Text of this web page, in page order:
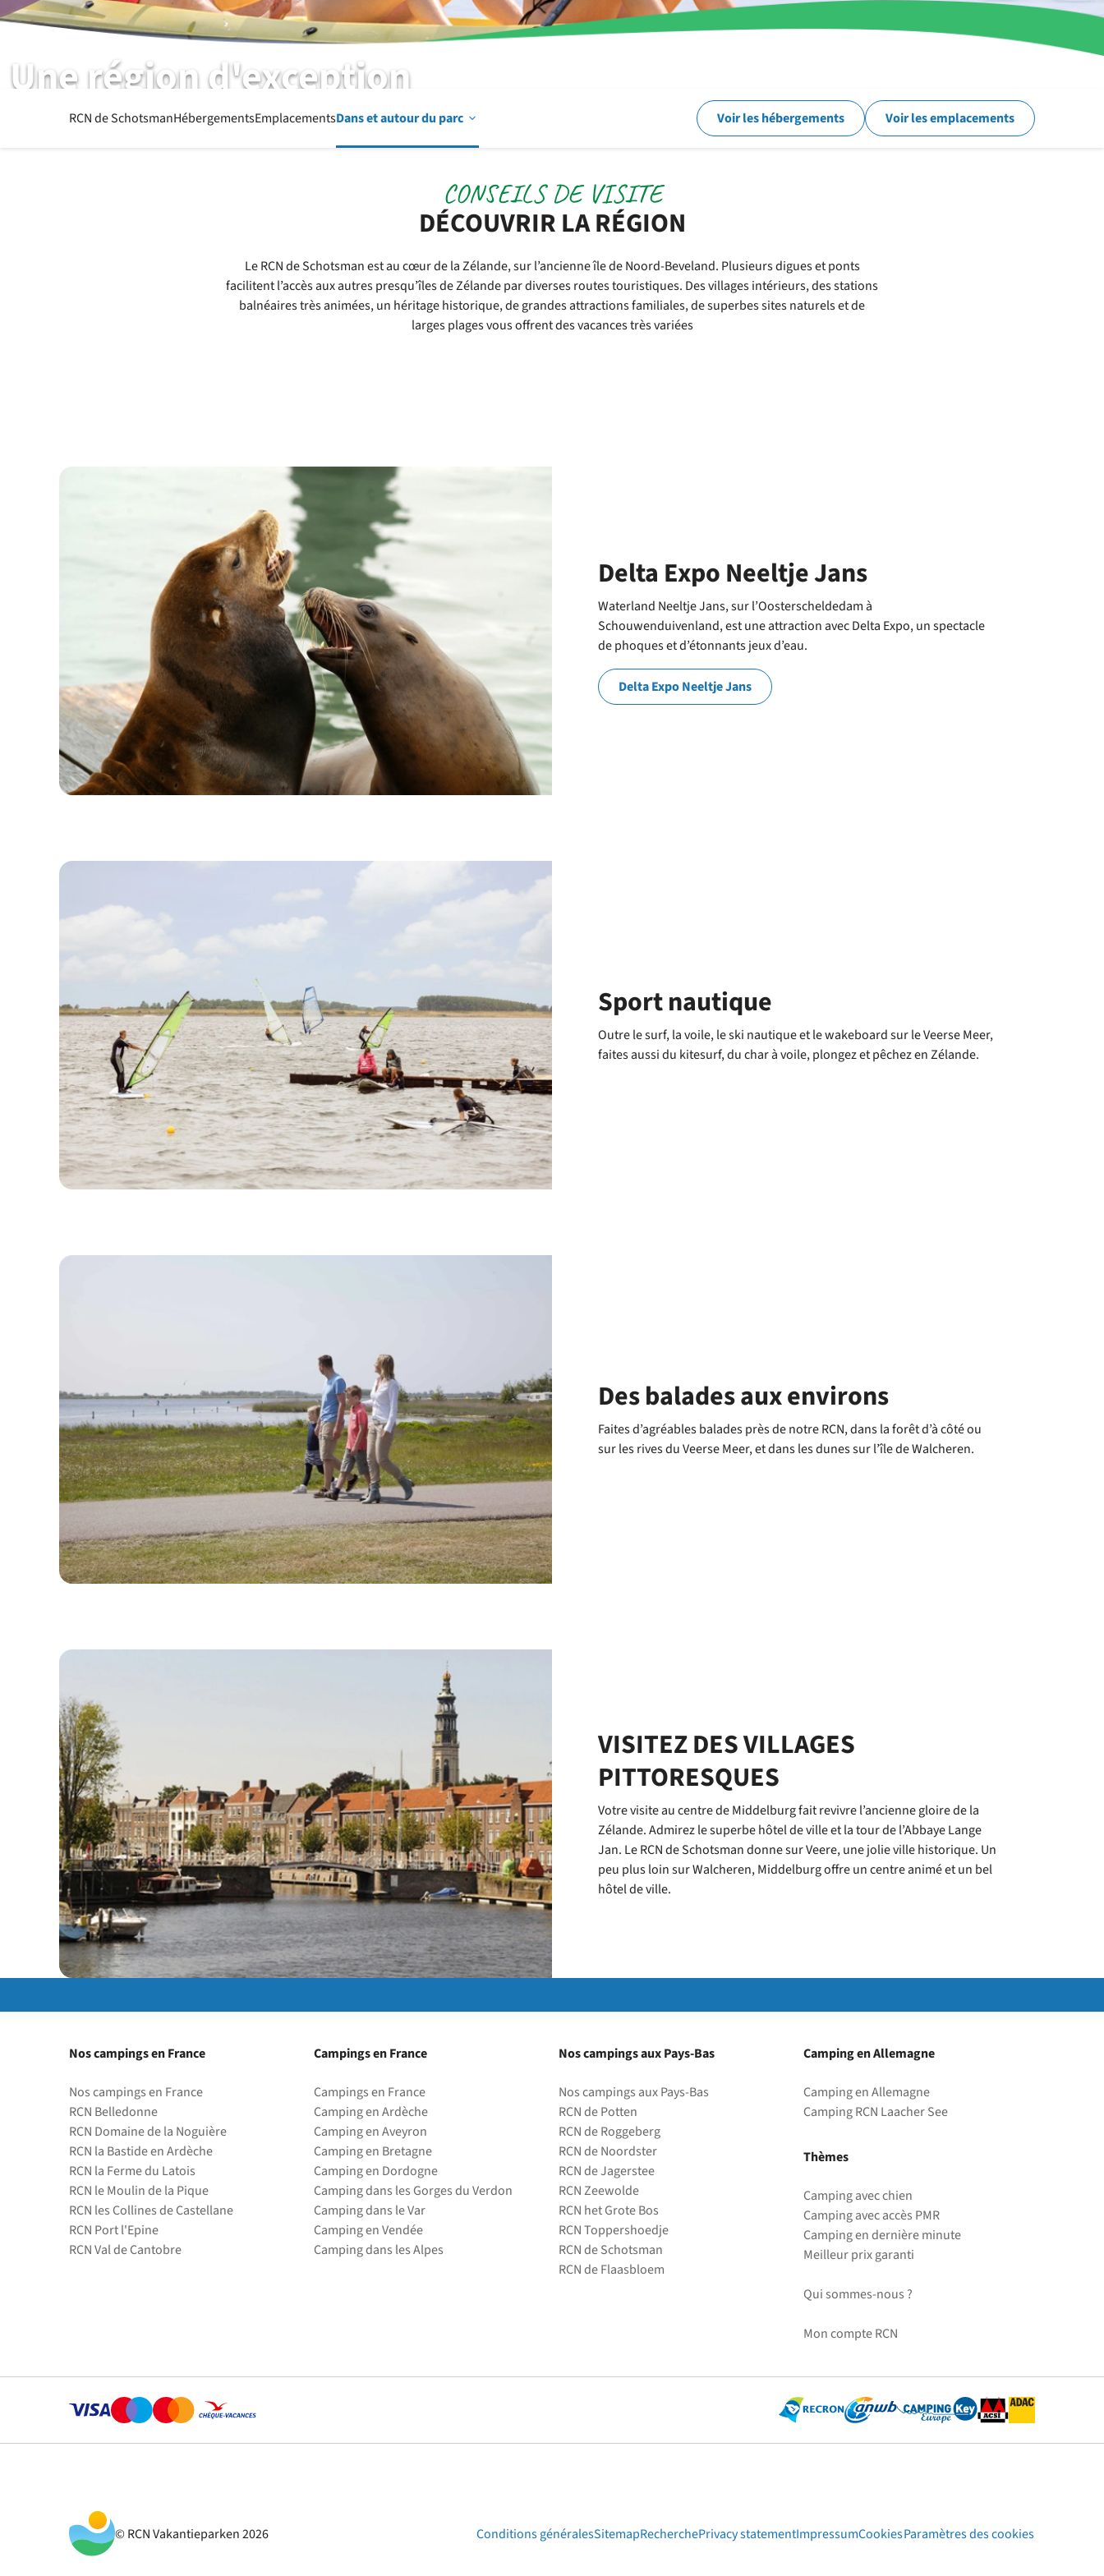
Une région d'exception
RCN de Schotsman | Kamperland | La Zélande
RCN de SchotsmanHébergementsEmplacementsDans et autour du parc Ouvrir
et
autour
Voir les hébergements Voir les emplacements
DÉCOUVRIR LA RÉGION
CONSEILS DE VISITE
Le RCN de Schotsman est au cœur de la Zélande, sur l’ancienne île de Noord-Beveland. Plusieurs digues et ponts
facilitent l’accès aux autres presqu’îles de Zélande par diverses routes touristiques. Des villages intérieurs, des stations
balnéaires très animées, un héritage historique, de grandes attractions familiales, de superbes sites naturels et de
larges plages vous offrent des vacances très variées
Delta Expo Neeltje Jans
Waterland Neeltje Jans, sur l’Oosterscheldedam à
Schouwenduivenland, est une attraction avec Delta Expo, un spectacle
de phoques et d’étonnants jeux d’eau.
Delta Expo Neeltje Jans
Sport nautique
Outre le surf, la voile, le ski nautique et le wakeboard sur le Veerse Meer,
faites aussi du kitesurf, du char à voile, plongez et pêchez en Zélande.
Des balades aux environs
Faites d’agréables balades près de notre RCN, dans la forêt d’à côté ou
sur les rives du Veerse Meer, et dans les dunes sur l’île de Walcheren.
VISITEZ DES VILLAGES
PITTORESQUES
Votre visite au centre de Middelburg fait revivre l’ancienne gloire de la
Zélande. Admirez le superbe hôtel de ville et la tour de l’Abbaye Lange
Jan. Le RCN de Schotsman donne sur Veere, une jolie ville historique. Un
peu plus loin sur Walcheren, Middelburg offre un centre animé et un bel
hôtel de ville.
Nos campings en France
Nos campings en France
RCN Belledonne
RCN Domaine de la Noguière
RCN la Bastide en Ardèche
RCN la Ferme du Latois
RCN le Moulin de la Pique
RCN les Collines de Castellane
RCN Port l'Epine
RCN Val de Cantobre
Campings en France
Campings en France
Camping en Ardèche
Camping en Aveyron
Camping en Bretagne
Camping en Dordogne
Camping dans les Gorges du Verdon
Camping dans le Var
Camping en Vendée
Camping dans les Alpes
Nos campings aux Pays-Bas
Nos campings aux Pays-Bas
RCN de Potten
RCN de Roggeberg
RCN de Noordster
RCN de Jagerstee
RCN Zeewolde
RCN het Grote Bos
RCN Toppershoedje
RCN de Schotsman
RCN de Flaasbloem
Camping en Allemagne
Camping en Allemagne
Camping RCN Laacher See
Thèmes
Camping avec chien
Camping avec accès PMR
Camping en dernière minute
Meilleur prix garanti
Qui sommes-nous ?
Mon compte RCN
© RCN Vakantieparken 2026 Conditions généralesSitemapRecherchePrivacy statementImpressumCookiesParamètres des cookies